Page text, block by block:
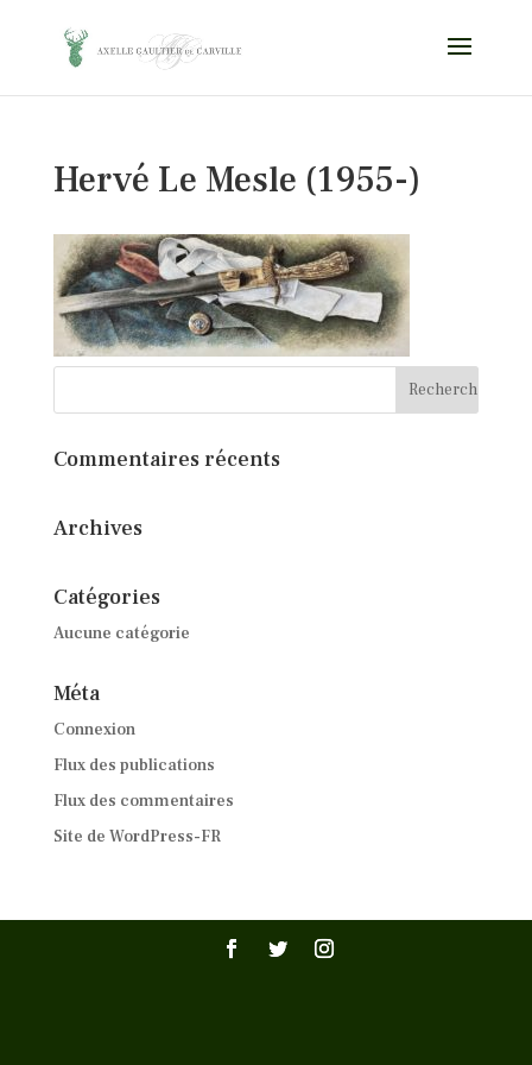
Hervé Le Mesle (1955-)
Commentaires récents
Archives
Catégories
Aucune catégorie
Méta
Connexion
Flux des publications
Flux des commentaires
Site de WordPress-FR